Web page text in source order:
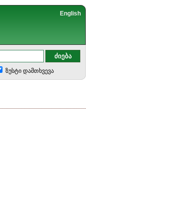
English
ზუსტი დამთხვევა